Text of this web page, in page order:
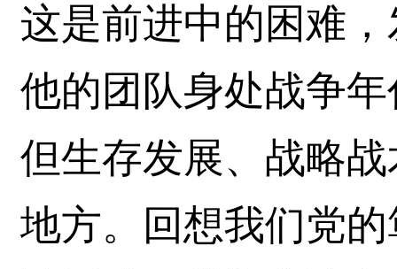
这是前进中的困难
他的团队身处战争
但生存发展、战略
地方。回想我们党